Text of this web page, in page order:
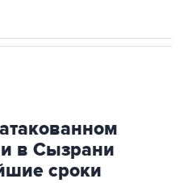
в Сызрани
сроки